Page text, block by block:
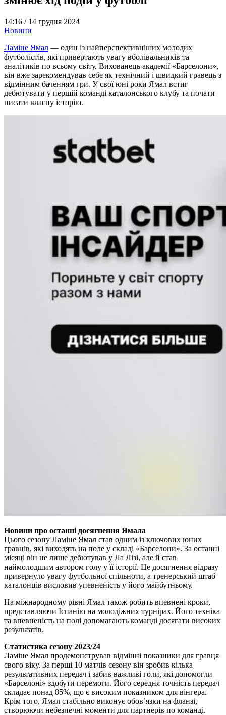
14:16 / 14 грудня 2024
Новини
Ламіне Ямал — один із найперспективніших молодих
футболістів, які привертають увагу вболівальників та
аналітиків по всьому світу. Вихованець академії «Барселони»,
він вже зарекомендував себе як технічний і швидкий гравець з
відмінним баченням гри. У свої юні роки Ямал встиг
дебютувати у першій команді каталонського клубу та почати
писати власну історію.
Новини про останні досягнення Ямала
Цього сезону Ламіне Ямал став одним із ключових юних
гравців, які виходять на поле у складі «Барселони». За останні
місяці він не лише дебютував у Ла Лізі, але й став
наймолодшим автором голу у її історії. Це досягнення відразу
привернуло увагу футбольної спільноти, а тренерський штаб
каталонців висловив упевненість у його майбутньому.
На міжнародному рівні Ямал також робить впевнені кроки,
представляючи Іспанію на молодіжних турнірах. Його техніка
та впевненість на полі допомагають команді досягати високих
результатів.
Статистика сезону 2023/24
Ламіне Ямал продемонстрував відмінні показники для гравця
свого віку. За перші 10 матчів сезону він зробив кілька
результативних передач і забив важливі голи, які допомогли
«Барселоні» здобути перемоги. Його середня точність передач
складає понад 85%, що є високим показником для вінгера.
Крім того, Ямал стабільно виконує обов’язки на фланзі,
створюючи небезпечні моменти для партнерів по команді.